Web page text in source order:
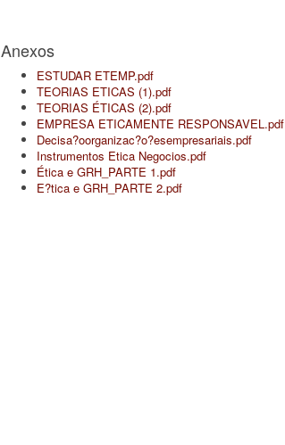
Anexos
ESTUDAR ETEMP.pdf
TEORIAS ETICAS (1).pdf
TEORIAS ÉTICAS (2).pdf
EMPRESA ETICAMENTE RESPONSAVEL.pdf
Decisa?oorganizac?o?esempresariais.pdf
Instrumentos Etica Negocios.pdf
Ética e GRH_PARTE 1.pdf
E?tica e GRH_PARTE 2.pdf